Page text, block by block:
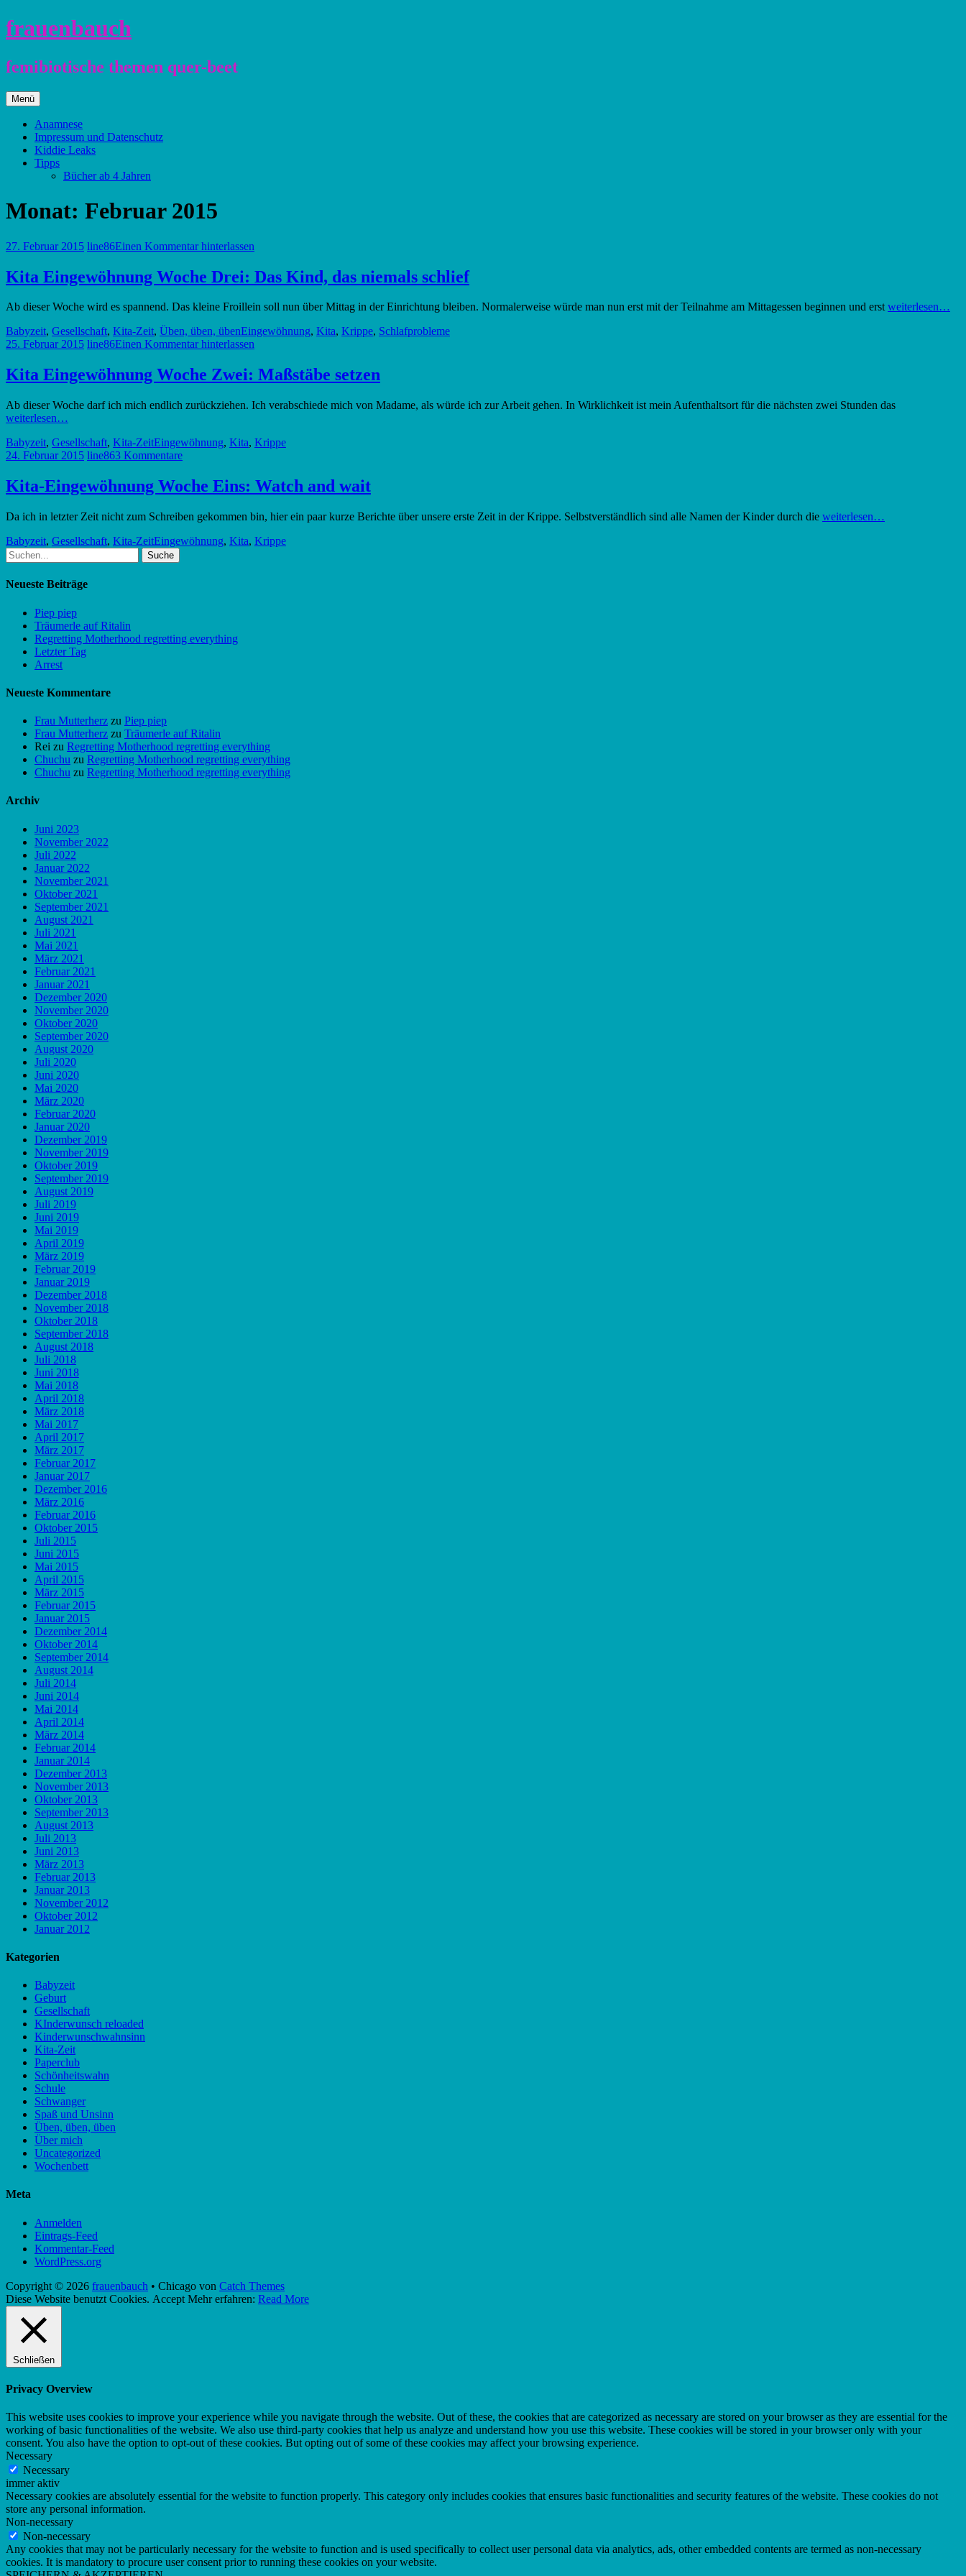
Zum
Inhalt
frauenbauch
femibiotische themen quer-beet
Menü Zum
Inhalt
springen
Anamnese
Impressum und Datenschutz
Kiddie Leaks
Tipps
Bücher ab 4 Jahren
Monat: Februar 2015
27. Februar 2015 line86Einen Kommentar hinterlassen
Kita Eingewöhnung Woche Drei: Das Kind, das niemals schlief
Ab dieser Woche wird es spannend. Das kleine Froillein soll nun über Mittag in der Einrichtung bleiben. Normalerweise würde man nun erst mit der Teilnahme am Mittagessen beginnen und erstweiterlesen…
Babyzeit, Gesellschaft, Kita-Zeit, Üben, üben, übenEingewöhnung, Kita, Krippe, Schlafprobleme
25. Februar 2015 line86Einen Kommentar hinterlassen
Kita Eingewöhnung Woche Zwei: Maßstäbe setzen
Ab dieser Woche darf ich mich endlich zurückziehen. Ich verabschiede mich von Madame, als würde ich zur Arbeit gehen. In Wirklichkeit ist mein Aufenthaltsort für die nächsten zwei Stunden das
weiterlesen…
Babyzeit, Gesellschaft, Kita-ZeitEingewöhnung, Kita, Krippe
24. Februar 2015 line863 Kommentare
Kita-Eingewöhnung Woche Eins: Watch and wait
Da ich in letzter Zeit nicht zum Schreiben gekommen bin, hier ein paar kurze Berichte über unsere erste Zeit in der Krippe. Selbstverständlich sind alle Namen der Kinder durch die weiterlesen…
Babyzeit, Gesellschaft, Kita-ZeitEingewöhnung, Kita, Krippe
Suche
nach:
Neueste Beiträge
Piep piep
Träumerle auf Ritalin
Regretting Motherhood regretting everything
Letzter Tag
Arrest
Neueste Kommentare
Frau Mutterherz zu Piep piep
Frau Mutterherz zu Träumerle auf Ritalin
Rei zu Regretting Motherhood regretting everything
Chuchu zu Regretting Motherhood regretting everything
Chuchu zu Regretting Motherhood regretting everything
Archiv
Juni 2023
November 2022
Juli 2022
Januar 2022
November 2021
Oktober 2021
September 2021
August 2021
Juli 2021
Mai 2021
März 2021
Februar 2021
Januar 2021
Dezember 2020
November 2020
Oktober 2020
September 2020
August 2020
Juli 2020
Juni 2020
Mai 2020
März 2020
Februar 2020
Januar 2020
Dezember 2019
November 2019
Oktober 2019
September 2019
August 2019
Juli 2019
Juni 2019
Mai 2019
April 2019
März 2019
Februar 2019
Januar 2019
Dezember 2018
November 2018
Oktober 2018
September 2018
August 2018
Juli 2018
Juni 2018
Mai 2018
April 2018
März 2018
Mai 2017
April 2017
März 2017
Februar 2017
Januar 2017
Dezember 2016
März 2016
Februar 2016
Oktober 2015
Juli 2015
Juni 2015
Mai 2015
April 2015
März 2015
Februar 2015
Januar 2015
Dezember 2014
Oktober 2014
September 2014
August 2014
Juli 2014
Juni 2014
Mai 2014
April 2014
März 2014
Februar 2014
Januar 2014
Dezember 2013
November 2013
Oktober 2013
September 2013
August 2013
Juli 2013
Juni 2013
März 2013
Februar 2013
Januar 2013
November 2012
Oktober 2012
Januar 2012
Kategorien
Babyzeit
Geburt
Gesellschaft
KInderwunsch reloaded
Kinderwunschwahnsinn
Kita-Zeit
Paperclub
Schönheitswahn
Schule
Schwanger
Spaß und Unsinn
Üben, üben, üben
Über mich
Uncategorized
Wochenbett
Meta
Anmelden
Eintrags-Feed
Kommentar-Feed
WordPress.org
Copyright © 2026 frauenbauch • Chicago von Catch Themes
Nach
oben
scrollen
Diese Website benutzt Cookies. Accept Mehr erfahren: Read More
Schließen
Privacy Overview
This website uses cookies to improve your experience while you navigate through the website. Out of these, the cookies that are categorized as necessary are stored on your browser as they are essential for the
working of basic functionalities of the website. We also use third-party cookies that help us analyze and understand how you use this website. These cookies will be stored in your browser only with your
consent. You also have the option to opt-out of these cookies. But opting out of some of these cookies may affect your browsing experience.
Necessary
Necessary
immer aktiv
Necessary cookies are absolutely essential for the website to function properly. This category only includes cookies that ensures basic functionalities and security features of the website. These cookies do not
store any personal information.
Non-necessary
Non-necessary
Any cookies that may not be particularly necessary for the website to function and is used specifically to collect user personal data via analytics, ads, other embedded contents are termed as non-necessary
cookies. It is mandatory to procure user consent prior to running these cookies on your website.